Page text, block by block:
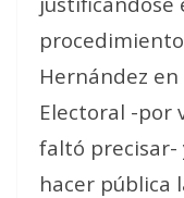
Hernández
Electoral -por
faltó precisar-
hacer pública